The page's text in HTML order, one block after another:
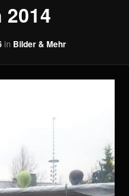
in Bilder & Mehr